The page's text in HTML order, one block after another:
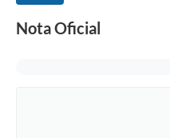
Nota Oficial